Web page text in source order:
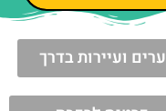
ערים ועיירות בדרך